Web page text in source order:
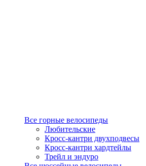
Все горные велосипеды
Любительские
Кросс-кантри двухподвесы
Кросс-кантри хардтейлы
Трейл и эндуро